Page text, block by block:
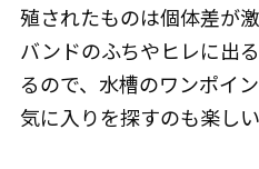
殖されたものは個体差が
バンドのふちやヒレに出
るので、水槽のワンポイ
気に入りを探すのも楽しい